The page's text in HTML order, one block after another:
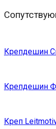
Крепдешин
Крепдешин
Креп